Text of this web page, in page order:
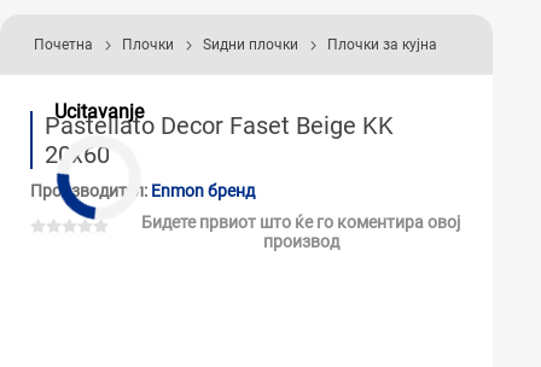
Ucitavanje
Почетна Плочки Ѕидни плочки Плочки за кујна
Pastellato Decor Faset Beige KK
20x60
Производител: Enmon бренд
Бидете првиот што ќе го коментира овој
производ